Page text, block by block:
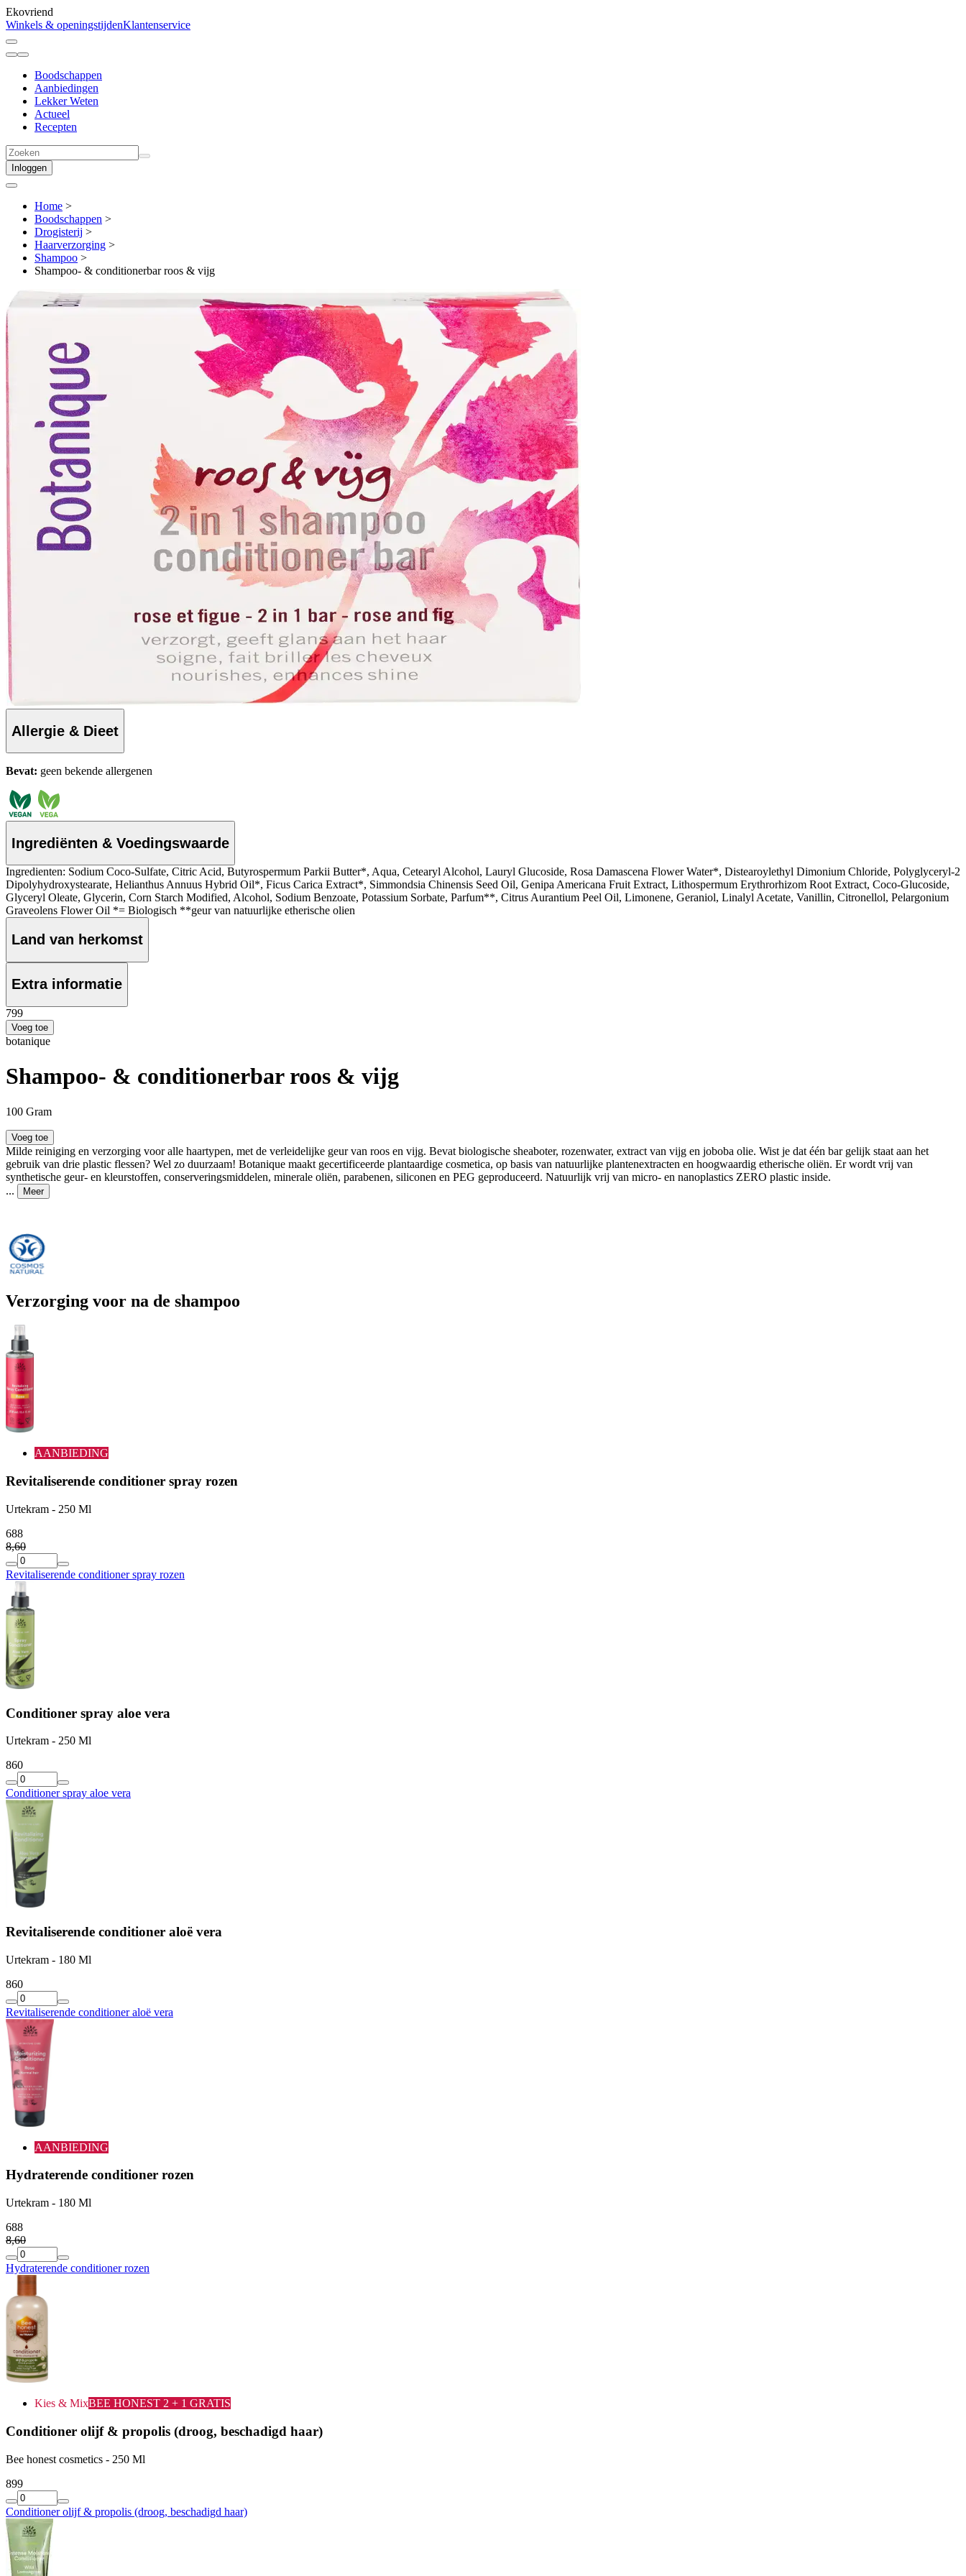
Ekovriend
Winkels & openingstijdenKlantenservice
Boodschappen
Aanbiedingen
Lekker Weten
Actueel
Recepten
Inloggen
Home >
Boodschappen >
Drogisterij >
Haarverzorging >
Shampoo >
Shampoo- & conditionerbar roos & vijg
Allergie & Dieet
Bevat: geen bekende allergenen
Ingrediënten & Voedingswaarde
Ingredienten: Sodium Coco-Sulfate, Citric Acid, Butyrospermum Parkii Butter*, Aqua, Cetearyl Alcohol, Lauryl Glucoside, Rosa Damascena Flower Water*, Distearoylethyl Dimonium Chloride, Polyglyceryl-2
Dipolyhydroxystearate, Helianthus Annuus Hybrid Oil*, Ficus Carica Extract*, Simmondsia Chinensis Seed Oil, Genipa Americana Fruit Extract, Lithospermum Erythrorhizom Root Extract, Coco-Glucoside,
Glyceryl Oleate, Glycerin, Corn Starch Modified, Alcohol, Sodium Benzoate, Potassium Sorbate, Parfum**, Citrus Aurantium Peel Oil, Limonene, Geraniol, Linalyl Acetate, Vanillin, Citronellol, Pelargonium
Graveolens Flower Oil *= Biologisch **geur van natuurlijke etherische olien
Land van herkomst
Extra informatie
799
Voeg toe
botanique
Shampoo- & conditionerbar roos & vijg
100 Gram
Voeg toe
Milde reiniging en verzorging voor alle haartypen, met de verleidelijke geur van roos en vijg. Bevat biologische sheaboter, rozenwater, extract van vijg en joboba olie. Wist je dat één bar gelijk staat aan het
gebruik van drie plastic flessen? Wel zo duurzaam! Botanique maakt gecertificeerde plantaardige cosmetica, op basis van natuurlijke plantenextracten en hoogwaardig etherische oliën. Er wordt vrij van
synthetische geur- en kleurstoffen, conserveringsmiddelen, minerale oliën, parabenen, siliconen en PEG geproduceerd. Natuurlijk vrij van micro- en nanoplastics ZERO plastic inside.
...
Meer
Verzorging voor na de shampoo
AANBIEDING
Revitaliserende conditioner spray rozen
Urtekram - 250 Ml
688
8,60
Revitaliserende conditioner spray rozen
Conditioner spray aloe vera
Urtekram - 250 Ml
860
Conditioner spray aloe vera
Revitaliserende conditioner aloë vera
Urtekram - 180 Ml
860
Revitaliserende conditioner aloë vera
AANBIEDING
Hydraterende conditioner rozen
Urtekram - 180 Ml
688
8,60
Hydraterende conditioner rozen
Kies & MixBEE HONEST 2 + 1 GRATIS
Conditioner olijf & propolis (droog, beschadigd haar)
Bee honest cosmetics - 250 Ml
899
Conditioner olijf & propolis (droog, beschadigd haar)